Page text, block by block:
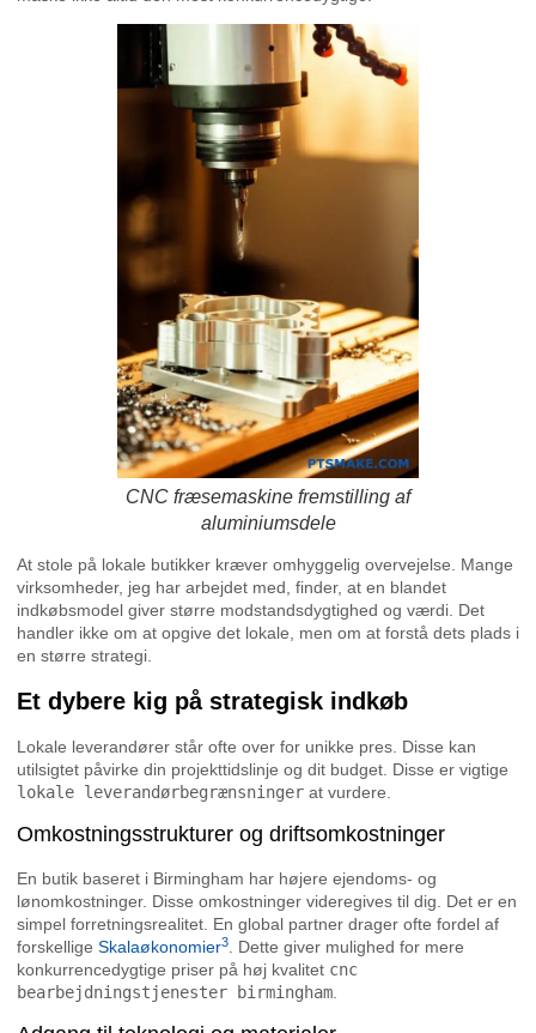
CNC fræsemaskine fremstilling af
aluminiumsdele
At stole på lokale butikker kræver omhyggelig overvejelse. Mange
virksomheder, jeg har arbejdet med, finder, at en blandet
indkøbsmodel giver større modstandsdygtighed og værdi. Det
handler ikke om at opgive det lokale, men om at forstå dets plads i
en større strategi.
Et dybere kig på strategisk indkøb
Lokale leverandører står ofte over for unikke pres. Disse kan
utilsigtet påvirke din projekttidslinje og dit budget. Disse er vigtige
lokale leverandørbegrænsninger at vurdere.
Omkostningsstrukturer og driftsomkostninger
En butik baseret i Birmingham har højere ejendoms- og
lønomkostninger. Disse omkostninger videregives til dig. Det er en
simpel forretningsrealitet. En global partner drager ofte fordel af
forskellige Skalaøkonomier3
. Dette giver mulighed for mere
konkurrencedygtige priser på høj kvalitet cnc
bearbejdningstjenester birmingham